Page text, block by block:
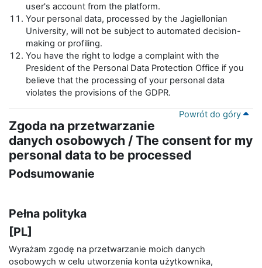
user's account from the platform.
Your personal data, processed by the Jagiellonian
University, will not be subject to automated decision-
making or profiling.
You have the right to lodge a complaint with the
President of the Personal Data Protection Office if you
believe that the processing of your personal data
violates the provisions of the GDPR.
Powrót do góry
Zgoda na przetwarzanie
danych osobowych / The consent for my
personal data to be processed
Podsumowanie
Pełna polityka
[PL]
Wyrażam zgodę na przetwarzanie moich danych
osobowych w celu utworzenia konta użytkownika,